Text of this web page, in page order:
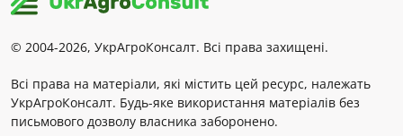
© 2004-2026, УкрАгроКонсалт. Всі права захищені.
Всі права на матеріали, які містить цей ресурс, належать
УкрАгроКонсалт. Будь-яке використання матеріалів без
письмового дозволу власника заборонено.